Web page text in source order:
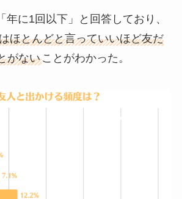
年に1回以下」と回答しており、
ほとんどと言っていいほど友だ
がないことがわかった。